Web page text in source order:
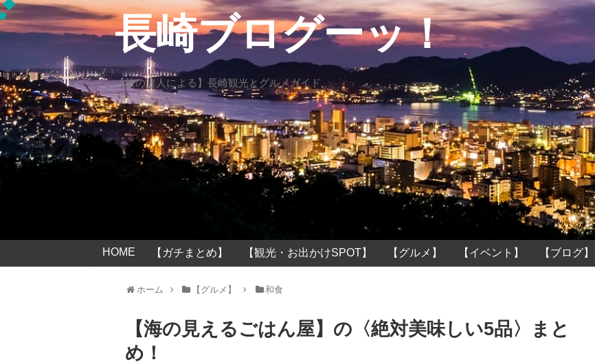
長崎ブログーッ！
【旅の達人による】長崎観光とグルメガイド
HOME 【ガチまとめ】 【観光・お出かけSPOT】 【グルメ】 【イベント】 【ブログ】
ホーム 【グルメ】 和食
【海の見えるごはん屋】の〈絶対美味しい5品〉まと
め！